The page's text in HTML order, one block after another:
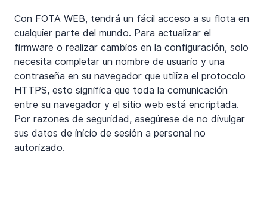
Con FOTA WEB, tendrá un fácil acceso a su flota en
cualquier parte del mundo. Para actualizar el
firmware o realizar cambios en la configuración, solo
necesita completar un nombre de usuario y una
contraseña en su navegador que utiliza el protocolo
HTTPS, esto significa que toda la comunicación
entre su navegador y el sitio web está encriptada.
Por razones de seguridad, asegúrese de no divulgar
sus datos de inicio de sesión a personal no
autorizado.